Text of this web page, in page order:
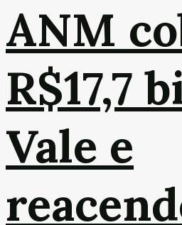
ANM
R$17,7
Vale e